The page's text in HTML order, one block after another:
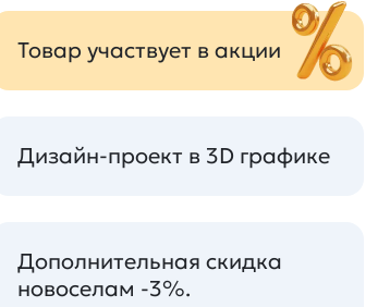
Товар участвует в акции
Дизайн-проект в 3D графике
Дополнительная скидка
новоселам -3%.